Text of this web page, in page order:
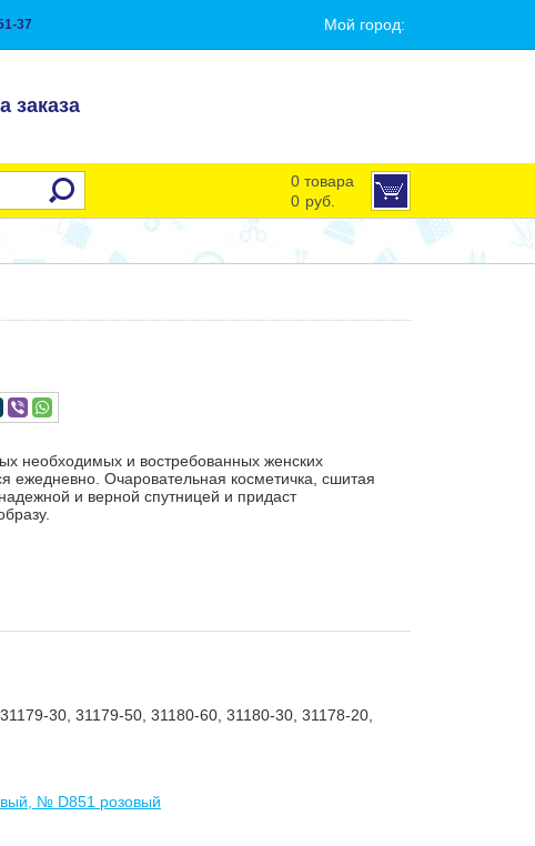
37 Мой город:
заказа
0 товара
0 руб.
необходимых и востребованных женских
ежедневно. Очаровательная косметичка, сшитая
и верной спутницей и придаст
31179-30, 31179-50, 31180-60, 31180-30, 31178-20,
№ D851 розовый